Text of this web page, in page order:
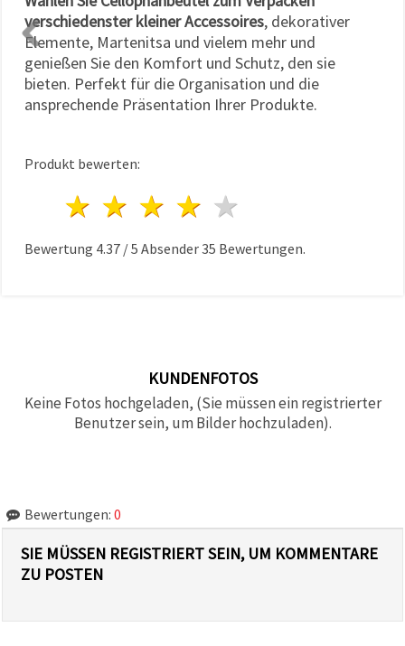
verschiedenster kleiner Accessoires, dekorativer
Elemente, Martenitsa und vielem mehr und
genießen Sie den Komfort und Schutz, den sie
bieten. Perfekt für die Organisation und die
ansprechende Präsentation Ihrer Produkte.
Produkt bewerten:
4 Sterne
3 Sterne
2 Sterne
1 Stern
Bewertung 4.37 /5 Absender35 Bewertungen.
KUNDENFOTOS
Keine Fotos hochgeladen, (Sie müssen ein registrierter
Benutzer sein, um Bilder hochzuladen).
Bewertungen: 0
SIE MÜSSEN REGISTRIERT SEIN, UM KOMMENTARE
ZU POSTEN